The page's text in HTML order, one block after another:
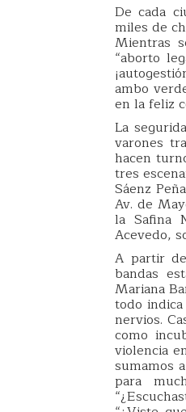
De cada
miles de
Mientras
“aborto
ambo
en la feliz
La
varones
hacen
tres
Sáenz
Av. de
la Safina
Acevedo,
A partir
bandas
Mariana
todo
nervios.
como
violencia
sumamos
para